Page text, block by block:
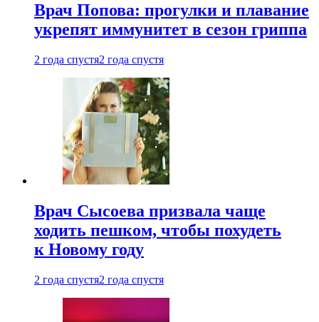
Врач Попова: прогулки и плавание
укрепят иммунитет в сезон гриппа
2 года спустя2 года спустя
Врач Сысоева призвала чаще
ходить пешком, чтобы похудеть
к Новому году
2 года спустя2 года спустя